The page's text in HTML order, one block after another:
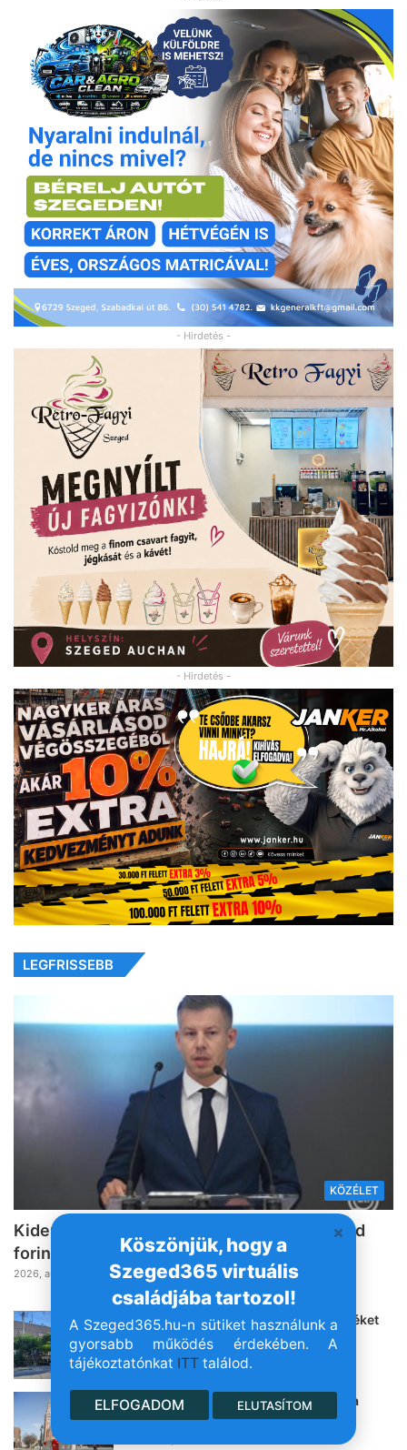
Köszönjük, hogy a
Szeged365 virtuális
családjába tartozol!
A Szeged365.hu-n sütiket használunk a
gyorsabb működés érdekében. A
tájékoztatónkat ITT találod.
ELFOGADOM ELUTASÍTOM
- Hirdetés -
- Hirdetés -
LEGFRISSEBB
KÖZÉLET
Kiderült, mire költi a kormány a 6000 milliárd
forint európai uniós forrást
2026, augusztus 8. 10:44
Egy kamion leszaggatta a felsővezetéket
Hódmezővásárhely egyik utcájában
2026, augusztus 8. 09:56
Napi pakk: kellemesebb idővel indul a
hétvége és a Wicked-láz Szegeden